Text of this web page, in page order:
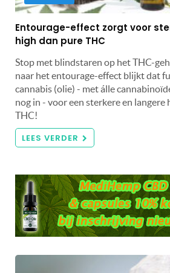
Entourage-effect zorgt voor
high dan pure THC
Stop met blindstaren op het THC-
naar het entourage-effect blijkt dat
cannabis (olie) - met álle
nog in - voor een sterkere en langere
THC!
LEES VERDER